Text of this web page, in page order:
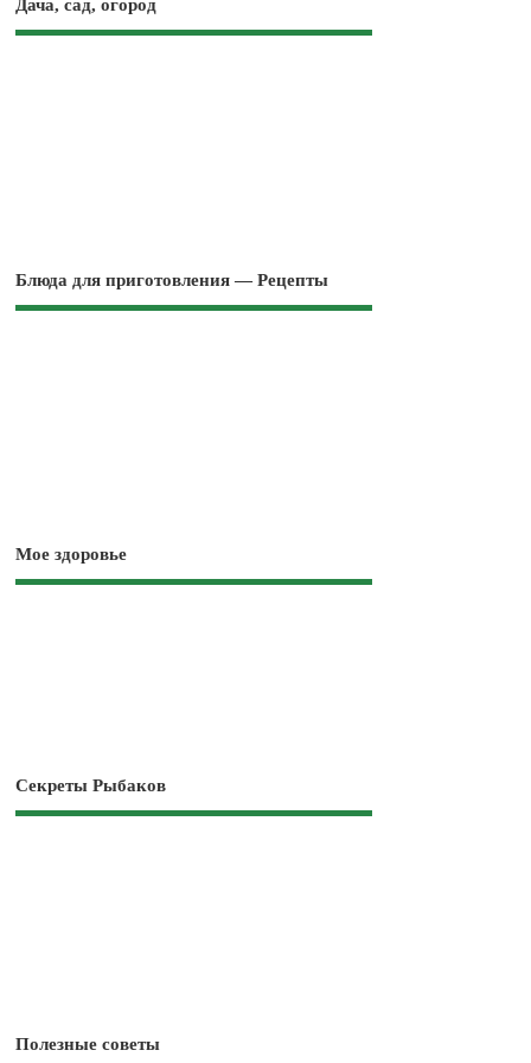
Дача, сад, огород
Блюда для приготовления — Рецепты
Мое здоровье
Секреты Рыбаков
Полезные советы